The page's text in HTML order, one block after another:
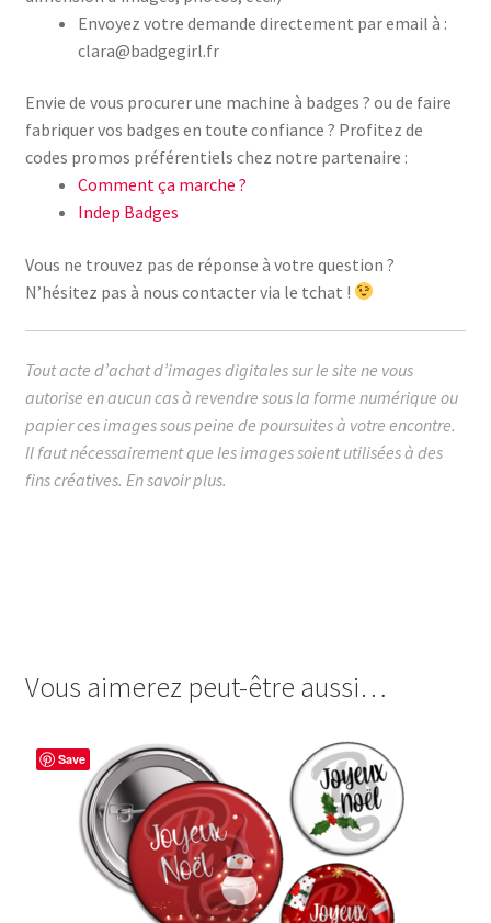
Envoyez votre demande directement par email à :
clara@badgegirl.fr
Envie de vous procurer une machine à badges ? ou de faire
fabriquer vos badges en toute confiance ? Profitez de
codes promos préférentiels chez notre partenaire :
Comment ça marche ?
Indep Badges
Vous ne trouvez pas de réponse à votre question ?
N’hésitez pas à nous contacter via le tchat !
Tout acte d’achat d’images digitales sur le site ne vous
autorise en aucun cas à revendre sous la forme numérique ou
papier ces images sous peine de poursuites à votre encontre.
Il faut nécessairement que les images soient utilisées à des
fins créatives. En savoir plus.
Vous aimerez peut-être aussi…
Save